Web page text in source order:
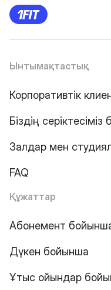
Ынтымақтастық
Корпоративтік
Біздің серіктесіміз
Залдар мен
FAQ
Құжаттар
Абонемент
Дүкен бойынша
Ұтыс ойындар